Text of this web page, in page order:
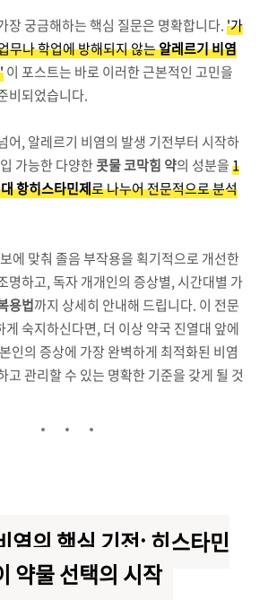
장 궁금해하는 핵심 질문은 명확합니다.'가
무나 학업에 방해되지 않는알레르기 비염
이 포스트는 바로 이러한 근본적인 고민을
비되었습니다.
어, 알레르기 비염의 발생 기전부터 시작하
가능한 다양한콧물 코막힘 약의 성분을1
항히스타민제로 나누어 전문적으로 분석
에 맞춰 졸음 부작용을 획기적으로 개선한
명하고, 독자 개개인의 증상별, 시간대별 가
용법까지 상세히 안내해 드립니다. 이 전문
게 숙지하신다면, 더 이상 약국 진열대 앞에
인의 증상에 가장 완벽하게 최적화된 비염
고 관리할 수 있는 명확한 기준을 갖게 될 것
염의 핵심 기전: 히스타민
약물 선택의 시작